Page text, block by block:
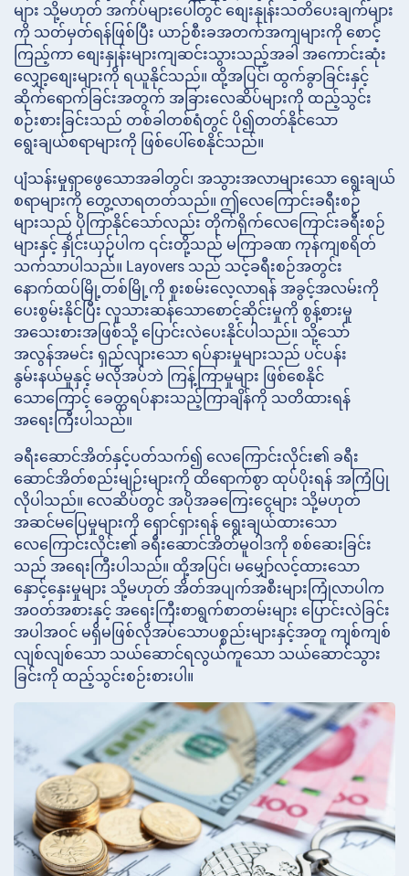
များ သို့မဟုတ် အက်ပ်များပေါ်တွင် စျေးနှုန်းသတိပေးချက်များ
ကို သတ်မှတ်ရန်ဖြစ်ပြီး ယာဉ်စီးခအတက်အကျများကို စောင့်
ကြည့်ကာ စျေးနှုန်းများကျဆင်းသွားသည့်အခါ အကောင်းဆုံး
လျှော့စျေးများကို ရယူနိုင်သည်။ ထို့အပြင်၊ ထွက်ခွာခြင်းနှင့်
ဆိုက်ရောက်ခြင်းအတွက် အခြားလေဆိပ်များကို ထည့်သွင်း
စဉ်းစားခြင်းသည် တစ်ခါတစ်ရံတွင် ပို၍တတ်နိုင်သော
ရွေးချယ်စရာများကို ဖြစ်ပေါ်စေနိုင်သည်။
ပျံသန်းမှုရှာဖွေသောအခါတွင်၊ အသွားအလာများသော ရွေးချယ်
စရာများကို တွေ့လာရတတ်သည်။ ဤလေကြောင်းခရီးစဉ်
များသည် ပိုကြာနိုင်သော်လည်း တိုက်ရိုက်လေကြောင်းခရီးစဉ်
များနှင့် နှိုင်းယှဉ်ပါက ၎င်းတို့သည် မကြာခဏ ကုန်ကျစရိတ်
သက်သာပါသည်။ Layovers သည် သင့်ခရီးစဉ်အတွင်း
နောက်ထပ်မြို့တစ်မြို့ကို စူးစမ်းလေ့လာရန် အခွင့်အလမ်းကို
ပေးစွမ်းနိုင်ပြီး လူသားဆန်သောစောင့်ဆိုင်းမှုကို စွန့်စားမှု
အသေးစားအဖြစ်သို့ ပြောင်းလဲပေးနိုင်ပါသည်။ သို့သော်
အလွန်အမင်း ရှည်လျားသော ရပ်နားမှုများသည် ပင်ပန်း
နွမ်းနယ်မှုနှင့် မလိုအပ်ဘဲ ကြန့်ကြာမှုများ ဖြစ်စေနိုင်
သောကြောင့် ခေတ္တရပ်နားသည့်ကြာချိန်ကို သတိထားရန်
အရေးကြီးပါသည်။
ခရီးဆောင်အိတ်နှင့်ပတ်သက်၍ လေကြောင်းလိုင်း၏ ခရီး
ဆောင်အိတ်စည်းမျဉ်းများကို ထိရောက်စွာ ထုပ်ပိုးရန် အကြံပြု
လိုပါသည်။ လေဆိပ်တွင် အပိုအခကြေးငွေများ သို့မဟုတ်
အဆင်မပြေမှုများကို ရှောင်ရှားရန် ရွေးချယ်ထားသော
လေကြောင်းလိုင်း၏ ခရီးဆောင်အိတ်မူဝါဒကို စစ်ဆေးခြင်း
သည် အရေးကြီးပါသည်။ ထို့အပြင်၊ မမျှော်လင့်ထားသော
နှောင့်နှေးမှုများ သို့မဟုတ် အိတ်အပျက်အစီးများကြုံလာပါက
အဝတ်အစားနှင့် အရေးကြီးစာရွက်စာတမ်းများ ပြောင်းလဲခြင်း
အပါအဝင် မရှိမဖြစ်လိုအပ်သောပစ္စည်းများနှင့်အတူ ကျစ်ကျစ်
လျစ်လျစ်သော သယ်ဆောင်ရလွယ်ကူသော သယ်ဆောင်သွား
ခြင်းကို ထည့်သွင်းစဉ်းစားပါ။